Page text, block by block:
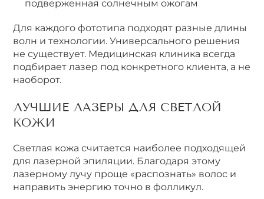
подверженная солнечным ожогам
Для каждого фототипа подходят разные длины
волн и технологии. Универсального решения
не существует. Медицинская клиника всегда
подбирает лазер под конкретного клиента, а не
наоборот.
ЛУЧШИЕ ЛАЗЕРЫ ДЛЯ СВЕТЛОЙ
КОЖИ
Светлая кожа считается наиболее подходящей
для лазерной эпиляции. Благодаря этому
лазерному лучу проще «распознать» волос и
направить энергию точно в фолликул.